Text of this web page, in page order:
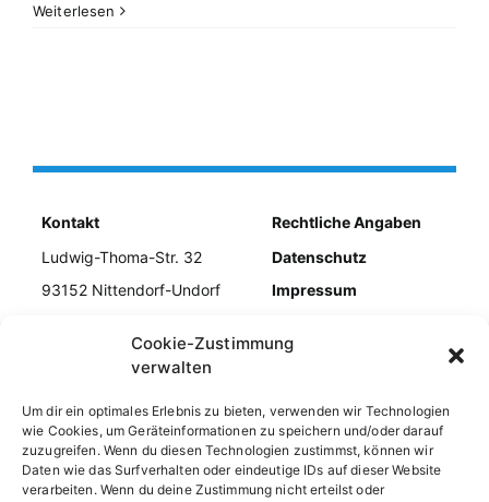
Cookie-Zustimmung
verwalten
Um dir ein optimales Erlebnis zu bieten, verwenden wir Technologien
wie Cookies, um Geräteinformationen zu speichern und/oder darauf
zuzugreifen. Wenn du diesen Technologien zustimmst, können wir
Daten wie das Surfverhalten oder eindeutige IDs auf dieser Website
verarbeiten. Wenn du deine Zustimmung nicht erteilst oder
Weiterlesen
Kontakt
Ludwig-Thoma-Str. 32
93152 Nittendorf-Undorf
E-Mail info@kiebiz-
Rechtliche Angaben
Datenschutz
Impressum
Cookie-Richtlinie